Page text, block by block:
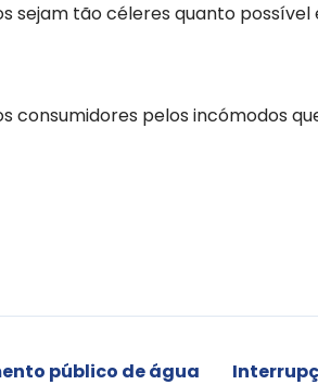
sejam tão céleres quanto
consumidores pelos incómodos
público de água